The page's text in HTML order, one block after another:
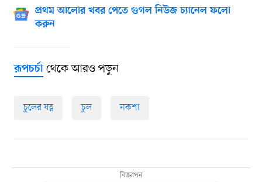
প্রথম আলোর খবর পেতে গুগল নিউজ চ্যানেল ফলো
করুন
রূপচর্চাথেকে আরও পড়ুন
চুলের যত্ন চুল নকশা